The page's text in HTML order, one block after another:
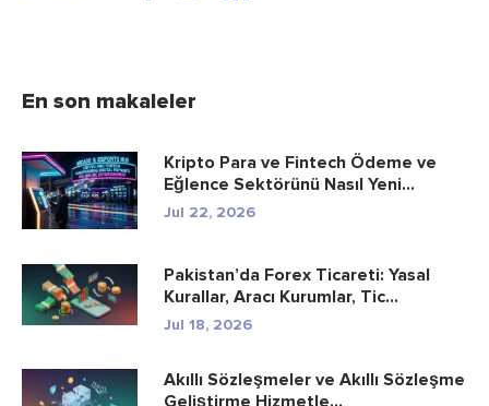
En son makaleler
Kripto Para ve Fintech Ödeme ve
Eğlence Sektörünü Nasıl Yeni...
Jul 22, 2026
Pakistan’da Forex Ticareti: Yasal
Kurallar, Aracı Kurumlar, Tic...
Jul 18, 2026
Akıllı Sözleşmeler ve Akıllı Sözleşme
Geliştirme Hizmetle...